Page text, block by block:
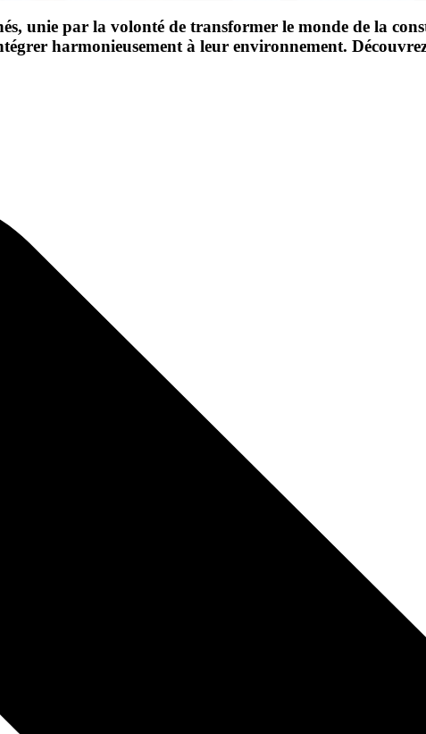
unie par la volonté de transformer le monde de la
harmonieusement à leur environnement.